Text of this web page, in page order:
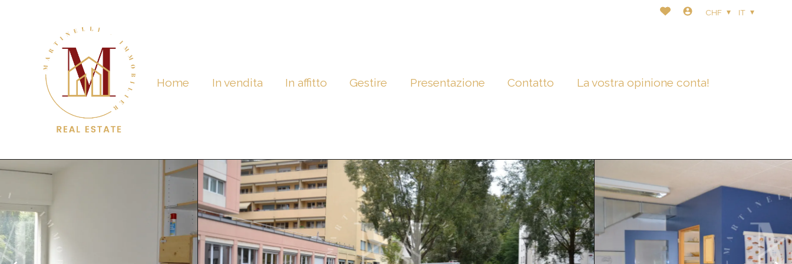
Home In vendita In affitto Gestire Presentazione Contatto La vostra opinione conta!
CHF IT